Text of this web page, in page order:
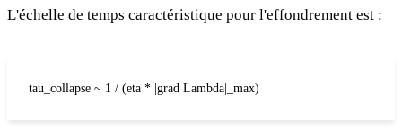
L'échelle de temps caractéristique pour l'effondrement est :
tau_collapse ~ 1 / (eta * |grad Lambda|_max)